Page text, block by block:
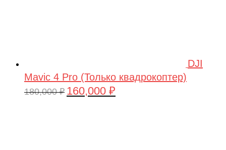
DJI
Mavic 4 Pro (Только квадрокоптер)
180,000₽ Первоначальная
160,000 ₽